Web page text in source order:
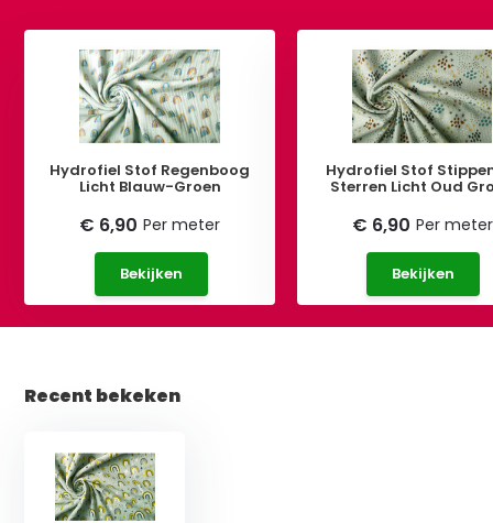
Hydrofiel Stof Regenboog
Licht Blauw-Groen
€ 6,90 Per meter
Bekijken
Hydrofiel Stof
Sterren Licht Oud
€ 6,90 Per meter
Bekijken
Recent bekeken